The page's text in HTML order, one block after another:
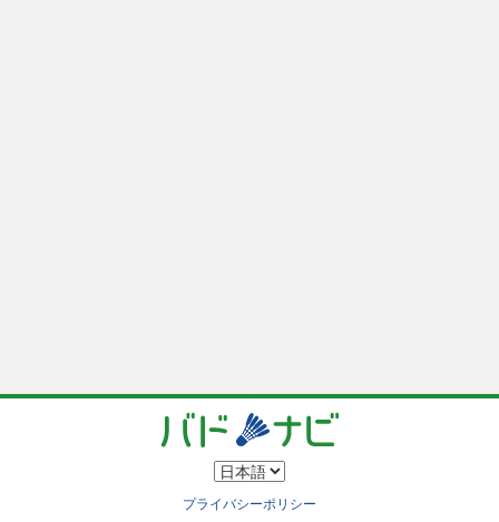
プライバシーポリシー